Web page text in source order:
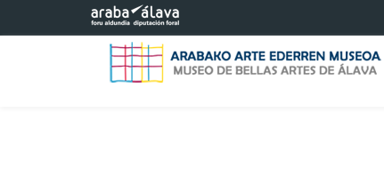
Eduki nagusira joan